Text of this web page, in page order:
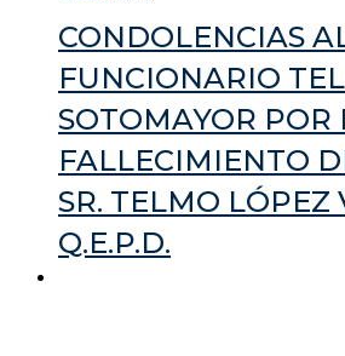
CONDOLENCIAS
FUNCIONARIO
SOTOMAYOR POR
FALLECIMIENTO
SR. TELMO LÓPEZ
Q.E.P.D.